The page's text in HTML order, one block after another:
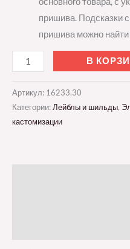
пришива. Подсказки
пришива можно
В
Артикул: 16233.30
Категории:Лейблы и шильды,
кастомизации